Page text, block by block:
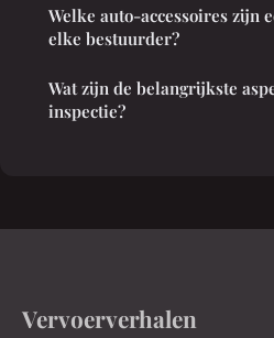
Welke auto-accessoires zijn
elke bestuurder?
Wat zijn de belangrijkste
inspectie?
Vervoerverhalen